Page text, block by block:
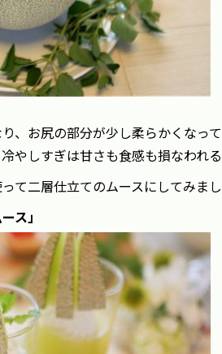
、お尻の部分が少し柔らかくなっ
やしすぎは甘さも食感も損なわれる
て二層仕立てのムースにしてみまし
ス」